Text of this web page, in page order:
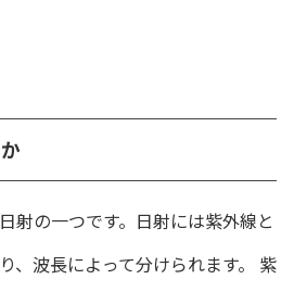
射の一つです。日射には紫外線と
、波長によって分けられます。 紫